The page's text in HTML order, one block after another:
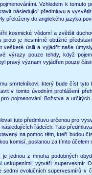
Vzhledem k tomuto
následující předmluvu a
přeloženy do anglického jazyka
kosmické vědomí a zvětšit
je nesmírně obtížné
veškeré úsilí a vyjádřit naše
výrazy pouze tehdy, když
pravý význam vyjádřen pouze
smrtelníkovi, který bude číst tyto
v tomto úvodním prohlášení
pojmenování Božstva a
tuto předmluvu určenou pro
řádcích. Tato
na pomoc těm, kteří budou
komisí, poslanou za tímto účelem
je jednou z mnoha podobných
uskupeními, vytváří supervesmír
sedmi evolučních supervesmírů v